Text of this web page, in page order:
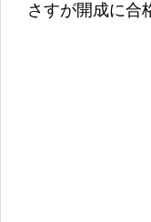
さすが開成に合